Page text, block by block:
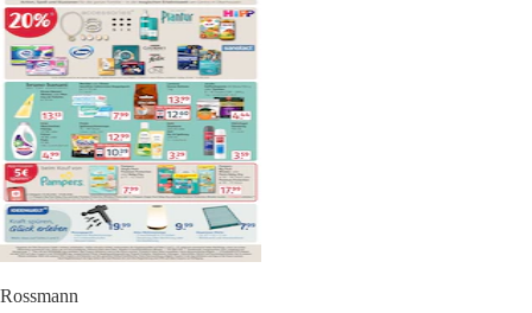
Rossmann